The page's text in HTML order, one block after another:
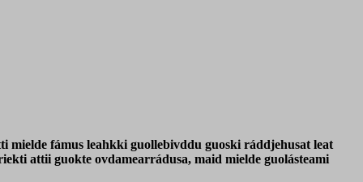
mielde fámus leahkki guollebivddu guoski ráddjehusat leat
attii guokte ovdamearrádusa, maid mielde guolásteami